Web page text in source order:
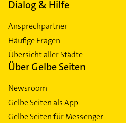
Dialog & Hilfe
Ansprechpartner
Häufige Fragen
Übersicht aller Städte
Über Gelbe Seiten
Newsroom
Gelbe Seiten als App
Gelbe Seiten für Messenger